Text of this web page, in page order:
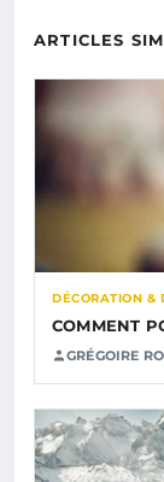
ARTICLES
DÉCORATION &
COMMENT
GRÉGOIRE